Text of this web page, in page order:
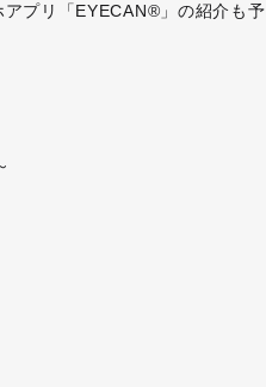
プリ「EYECAN®」の紹介も予